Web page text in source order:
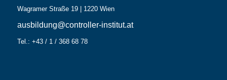
Wagramer Straße 19 | 1220 Wien
ausbildung@controller-institut.at
Tel.: +43 / 1 / 368 68 78